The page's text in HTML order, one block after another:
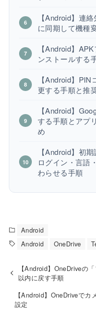
【Android】連
に同期して機種
【Android】
ンストールする
【Android】
更する手順と推
【Android】
する手順とアプ
め
【Android】初
ログイン・言語
わらせる手順
Android
Android
OneDrive
【Android】OneDriveの
以内に戻す手順
【Android】OneDriveで
設定